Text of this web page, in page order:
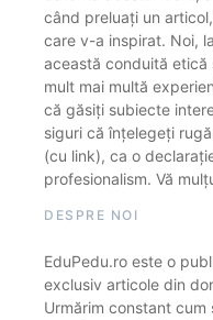
când preluați un
care v-a inspirat. Noi,
această conduită etică
mult mai multă
că găsiți subiecte
siguri că înțelegeți
(cu link), ca o
profesionalism. Vă
DESPRE NOI
EduPedu.ro este o
exclusiv articole din
Urmărim constant